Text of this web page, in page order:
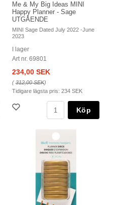
Me & My Big Ideas MINI
Happy Planner - Sage
UTGÅENDE
MINI Sage Dated July 2022 -June
2023
I lager
Art nr. 69801
234,00 SEK
(312,00 SEK)
Tidigare lägsta pris: 234 SEK
Köp